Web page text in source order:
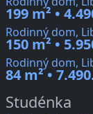
199 m² •
Rodinný dom,
150 m² •
Rodinný dom,
84 m² •
Studénka